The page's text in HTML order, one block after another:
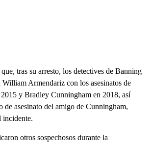
tras su arresto, los detectives de Banning
Armendariz con los asesinatos de
y Bradley Cunningham en 2018, así
de asesinato del amigo de Cunningham,
incidente.
otros sospechosos durante la